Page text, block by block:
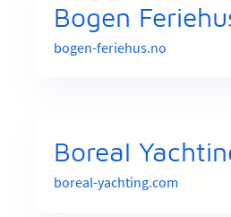
Bogen
bogen-feriehus.no
Boreal
boreal-yachting.com